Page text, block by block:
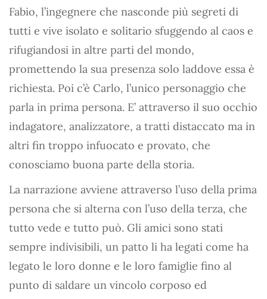
Fabio, l’ingegnere che nasconde più segreti di
tutti e vive isolato e solitario sfuggendo al caos e
rifugiandosi in altre parti del mondo,
promettendo la sua presenza solo laddove essa è
richiesta. Poi c’è Carlo, l’unico personaggio che
parla in prima persona. E’ attraverso il suo occhio
indagatore, analizzatore, a tratti distaccato ma in
altri fin troppo infuocato e provato, che
conosciamo buona parte della storia.
La narrazione avviene attraverso l’uso della prima
persona che si alterna con l’uso della terza, che
tutto vede e tutto può. Gli amici sono stati
sempre indivisibili, un patto li ha legati come ha
legato le loro donne e le loro famiglie fino al
punto di saldare un vincolo corposo ed